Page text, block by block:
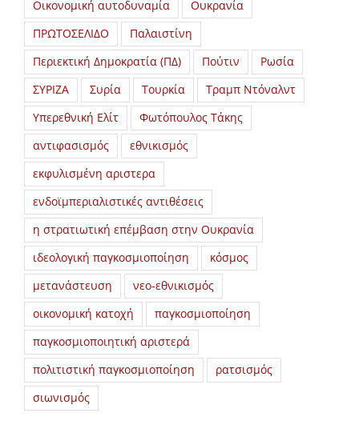
Οικονομική αυτοδυναμία
Ουκρανία
ΠΡΩΤΟΣΕΛΙΔΟ
Παλαιστίνη
Περιεκτική Δημοκρατία (ΠΔ)
Πούτιν
Ρωσία
ΣΥΡΙΖΑ
Συρία Τουρκία
Τραμπ Ντόναλντ
Υπερεθνική Ελίτ
Φωτόπουλος Τάκης
αντιφασισμός
εθνικισμός
εκφυλισμένη αριστερα
ενδοϊμπεριαλιστικές αντιθέσεις
η στρατιωτική επέμβαση στην Ουκρανία
ιδεολογική παγκοσμιοποίηση
κόσμος
μετανάστευση
νεο-εθνικισμός
οικονομική κατοχή
παγκοσμιοποίηση
παγκοσμιοποιητική αριστερά
πολιτιστική παγκοσμιοποίηση
ρατσισμός
σιωνισμός